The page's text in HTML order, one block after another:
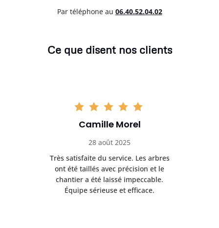
Par téléphone au 06.40.52.04.02
Ce que disent nos clients
Camille Morel
28 août 2025
Très satisfaite du service. Les arbres
ont été taillés avec précision et le
chantier a été laissé impeccable.
Équipe sérieuse et efficace.